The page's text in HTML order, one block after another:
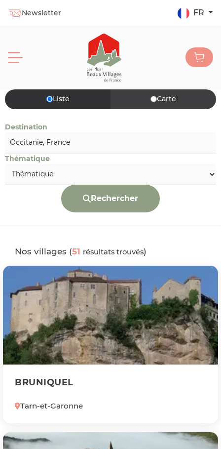
Newsletter FR
Liste Carte
Destination
Thématique
Rechercher
Nos villages (51 résultats trouvés)
BRUNIQUEL
Tarn-et-Garonne